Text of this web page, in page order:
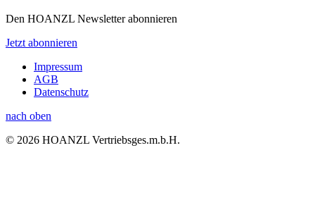
Den HOANZL Newsletter abonnieren
Jetzt abonnieren
Impressum
AGB
Datenschutz
nach oben
© 2026 HOANZL Vertriebsges.m.b.H.